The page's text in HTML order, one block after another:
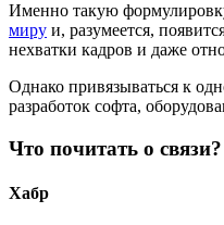
Именно такую
миру и, разумеется,
нехватки кадров и даже
Однако привязываться к
разработок софта,
Что почитать о связи?
Хабр